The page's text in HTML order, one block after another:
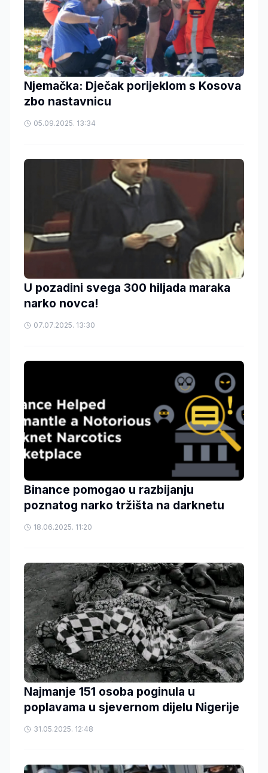
Njemačka: Dječak porijeklom s Kosova
zbo nastavnicu
05.09.2025. 13:34
U pozadini svega 300 hiljada maraka
narko novca!
07.07.2025. 13:30
Binance pomogao u razbijanju
poznatog narko tržišta na darknetu
18.06.2025. 11:20
Najmanje 151 osoba poginula u
poplavama u sjevernom dijelu Nigerije
31.05.2025. 12:48